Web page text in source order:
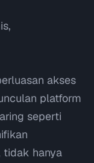
akses
platform
seperti
tidak hanya